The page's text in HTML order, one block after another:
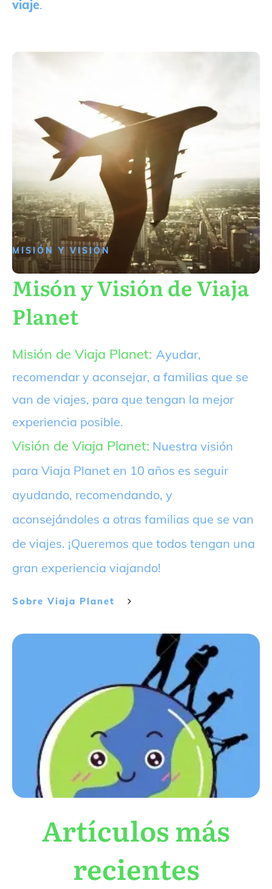
viaje.
MISIÓN Y VISIÓN
Misón y Visión de Viaja
Planet
Misión de Viaja Planet: Ayudar,
recomendar y aconsejar, a familias que se
van de viajes, para que tengan la mejor
experiencia posible.
Visión de Viaja Planet: Nuestra visión
para Viaja Planet en 10 años es seguir
ayudando, recomendando, y
aconsejándoles a otras familias que se van
de viajes. ¡Queremos que todos tengan una
gran experiencia viajando!
Sobre Viaja Planet
Artículos más
recientes